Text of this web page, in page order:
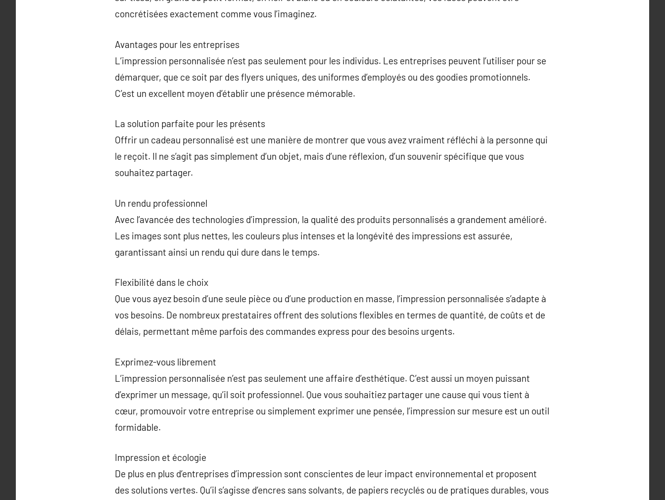
concrétisées exactement comme vous l’imaginez.
Avantages pour les entreprises
L’impression personnalisée n’est pas seulement pour les individus. Les entreprises peuvent l’utiliser pour se
démarquer, que ce soit par des flyers uniques, des uniformes d’employés ou des goodies promotionnels.
C’est un excellent moyen d’établir une présence mémorable.
La solution parfaite pour les présents
Offrir un cadeau personnalisé est une manière de montrer que vous avez vraiment réfléchi à la personne qui
le reçoit. Il ne s’agit pas simplement d’un objet, mais d’une réflexion, d’un souvenir spécifique que vous
souhaitez partager.
Un rendu professionnel
Avec l’avancée des technologies d’impression, la qualité des produits personnalisés a grandement amélioré.
Les images sont plus nettes, les couleurs plus intenses et la longévité des impressions est assurée,
garantissant ainsi un rendu qui dure dans le temps.
Flexibilité dans le choix
Que vous ayez besoin d’une seule pièce ou d’une production en masse, l’impression personnalisée s’adapte à
vos besoins. De nombreux prestataires offrent des solutions flexibles en termes de quantité, de coûts et de
délais, permettant même parfois des commandes express pour des besoins urgents.
Exprimez-vous librement
L’impression personnalisée n’est pas seulement une affaire d’esthétique. C’est aussi un moyen puissant
d’exprimer un message, qu’il soit professionnel. Que vous souhaitiez partager une cause qui vous tient à
cœur, promouvoir votre entreprise ou simplement exprimer une pensée, l’impression sur mesure est un outil
formidable.
Impression et écologie
De plus en plus d’entreprises d’impression sont conscientes de leur impact environnemental et proposent
des solutions vertes. Qu’il s’agisse d’encres sans solvants, de papiers recyclés ou de pratiques durables, vous